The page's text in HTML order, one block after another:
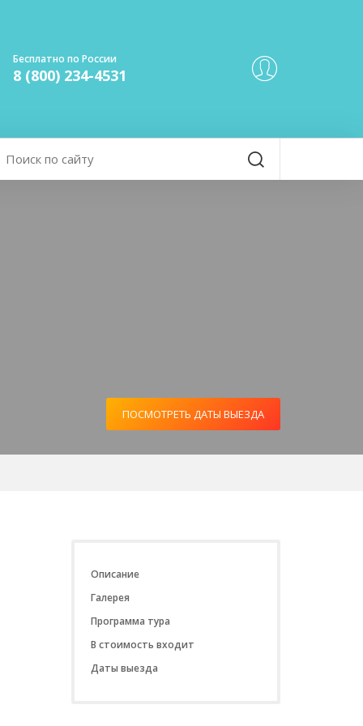
Бесплатно по России
8 (800) 234-4531
ПОСМОТРЕТЬ ДАТЫ ВЫЕЗДА
Описание
Галерея
Программа тура
В стоимость входит
Даты выезда